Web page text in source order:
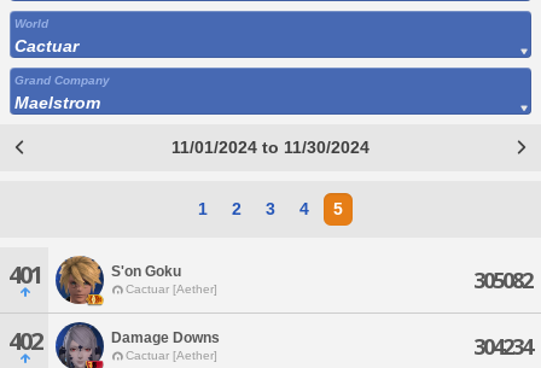
World
Cactuar
Grand Company
Maelstrom
11/01/2024 to 11/30/2024
1 2 3 4 5
401 S'on Goku
Cactuar [Aether] 305082
402 Damage Downs
Cactuar [Aether] 304234